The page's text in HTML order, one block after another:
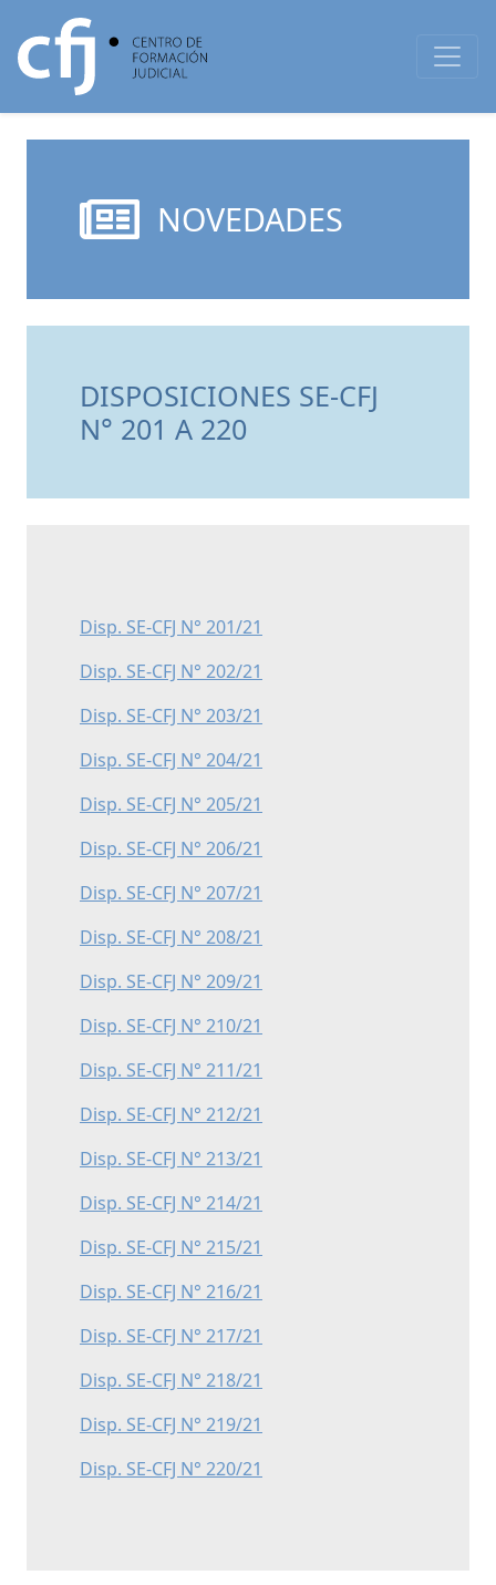
NOVEDADES
DISPOSICIONES SE-CFJ
N° 201 A 220
Disp. SE-CFJ N° 201/21
Disp. SE-CFJ N° 202/21
Disp. SE-CFJ N° 203/21
Disp. SE-CFJ N° 204/21
Disp. SE-CFJ N° 205/21
Disp. SE-CFJ N° 206/21
Disp. SE-CFJ N° 207/21
Disp. SE-CFJ N° 208/21
Disp. SE-CFJ N° 209/21
Disp. SE-CFJ N° 210/21
Disp. SE-CFJ N° 211/21
Disp. SE-CFJ N° 212/21
Disp. SE-CFJ N° 213/21
Disp. SE-CFJ N° 214/21
Disp. SE-CFJ N° 215/21
Disp. SE-CFJ N° 216/21
Disp. SE-CFJ N° 217/21
Disp. SE-CFJ N° 218/21
Disp. SE-CFJ N° 219/21
Disp. SE-CFJ N° 220/21